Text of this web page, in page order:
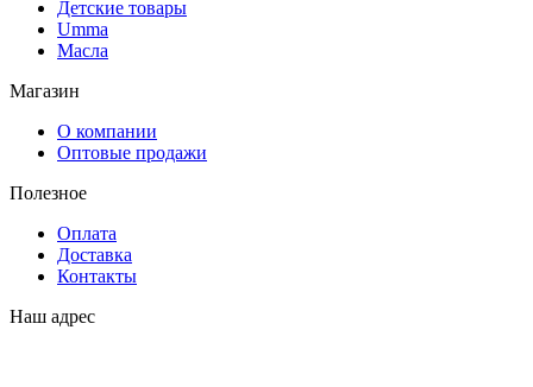
Детские товары
Umma
Масла
Магазин
О компании
Оптовые продажи
Полезное
Оплата
Доставка
Контакты
Наш адрес